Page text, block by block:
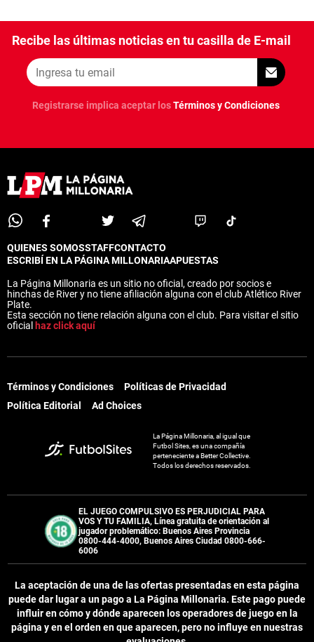
Recibe las últimas noticias en tu casilla de E-mail
Registrarse implica aceptar losTérminos y Condiciones
QUIENES SOMOSSTAFFCONTACTO
ESCRIBÍ EN LA PÁGINA MILLONARIAAPUESTAS
La Página Millonaria es un sitio no oficial, creado por socios e
hinchas de River y no tiene afiliación alguna con el club Atlético River
Plate.
Esta sección no tiene relación alguna con el club. Para visitar el sitio
oficial haz click aquí
Términos y Condiciones
Políticas de Privacidad
Política Editorial
Ad Choices
La Página Millonaria, al igual que
Futbol Sites, es una compañía
perteneciente a Better Collective.
Todos los derechos reservados.
EL JUEGO COMPULSIVO ES PERJUDICIAL PARA
VOS Y TU FAMILIA, Línea gratuita de orientación al
jugador problemático: Buenos Aires Provincia
0800-444-4000, Buenos Aires Ciudad 0800-666-
6006
La aceptación de una de las ofertas presentadas en esta página
puede dar lugar a un pago a La Página Millonaria. Este pago puede
influir en cómo y dónde aparecen los operadores de juego en la
página y en el orden en que aparecen, pero no influye en nuestras